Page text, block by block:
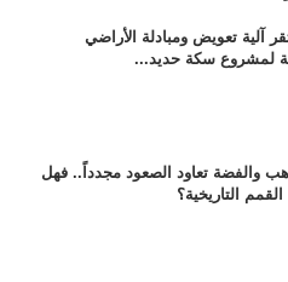
آلية تعويض ومبادلة الأراضي
لمشروع سكة حديد...
والفضة تعاود الصعود مجدداً.. فهل
التاريخية؟